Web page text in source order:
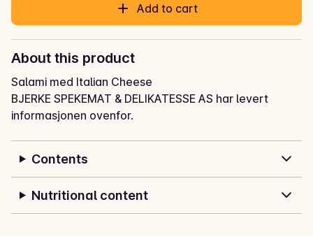
Add to cart
About this product
Salami med Italian Cheese
BJERKE SPEKEMAT & DELIKATESSE AS har levert
informasjonen ovenfor.
Contents
Nutritional content